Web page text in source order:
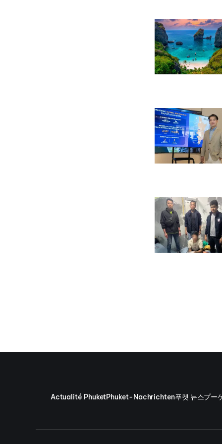
Actualité PhuketPhuket-Nachrichten푸켓 뉴스プー